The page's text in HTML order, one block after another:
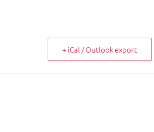
+ iCal / Outlook export